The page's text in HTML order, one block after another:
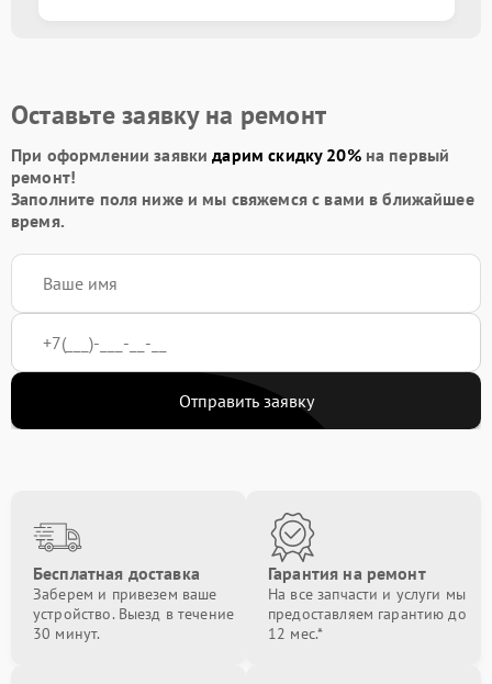
Апгрейд
Ремонт корпуса
Переустановка Windows
Удаление вирусов
Оставьте заявку на ремонт
При оформлении заявкидарим скидку 20%на первый
ремонт!
Заполните поля ниже и мы свяжемся с вами в ближайшее
время.
Отправить заявку
Бесплатная доставка
Заберем и привезем ваше
устройство. Выезд в течение
30 минут.
Гарантия на ремонт
На все запчасти и услуги мы
предоставляем гарантию до
12 мес.*